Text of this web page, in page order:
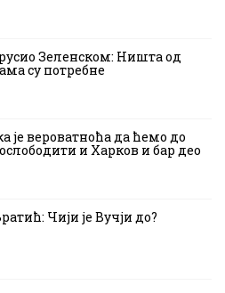
Зеленском: Ништа од
су потребне
је вероватноћа да ћемо до
ослободити и Харков и бар део
Чији је Вучји до?